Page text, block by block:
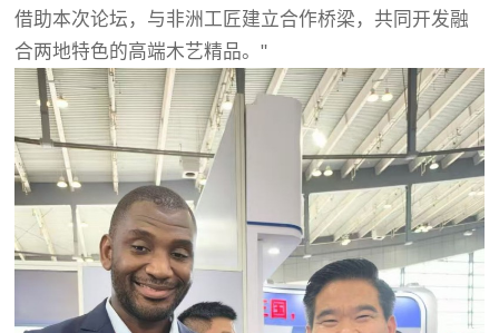
借助本次论坛，与非洲工匠建立合作桥梁，共同开发融
合两地特色的高端木艺精品。"